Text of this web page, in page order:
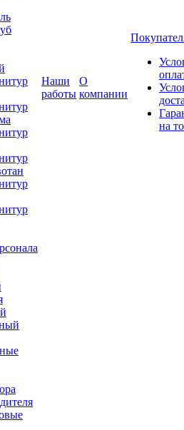
Наши
работы
О
компании
на